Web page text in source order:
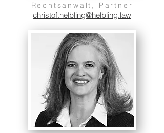
Rechtsanwalt, Partner
christof.helbling@helbling.law